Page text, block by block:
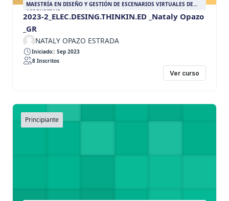
MAESTRÍA EN DISEÑO Y GESTIÓN DE ESCENARIOS VIRTUALES DE
APRENDIZAJE
2023-2_ELEC.DESING.THINKIN.ED _Nataly Opazo
_GR
NATALY OPAZO ESTRADA
Iniciado:: Sep 2023
8 Inscritos
Ver curso
Principiante